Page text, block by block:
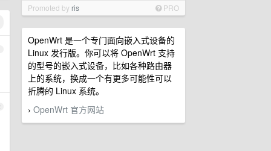
Promoted by ris PRO
OpenWrt 是一个专门面向嵌入式设备的
Linux 发行版。你可以将 OpenWrt 支持
的型号的嵌入式设备，比如各种路由器
上的系统，换成一个有更多可能性可以
折腾的 Linux 系统。
› OpenWrt 官方网站